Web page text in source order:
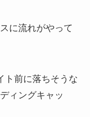
に流れがやって
ト前に落ちそうな
ィングキャッ